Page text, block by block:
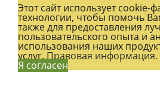
Этот сайт использует cookie-
технологии, чтобы помочь
также для предоставления
пользовательского опыта и
использования наших
услуг.Правовая информация.
Я согласен